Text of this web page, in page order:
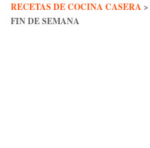
RECETAS DE COCINA CASERA >
FIN DE SEMANA